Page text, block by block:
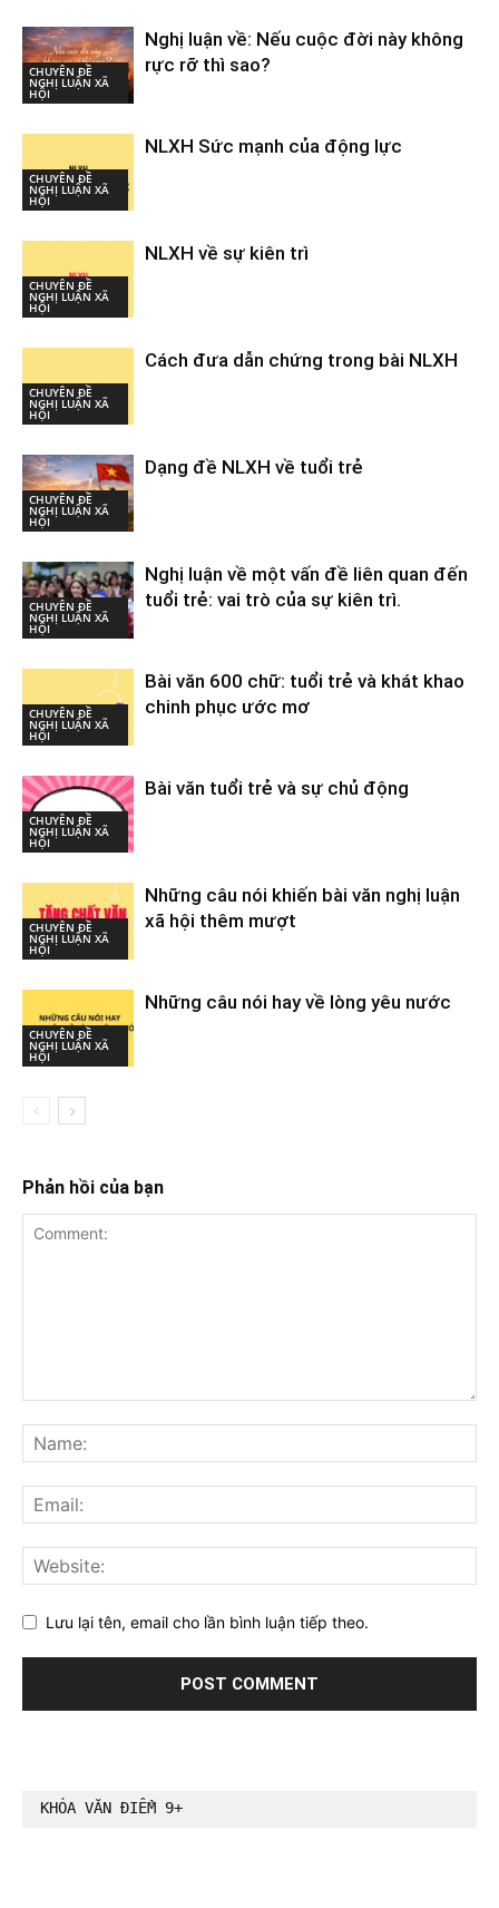
CHUYÊN ĐỀ
NGHỊ LUẬN XÃ
HỘI
Nghị luận về: Nếu cuộc đời này không
rực rỡ thì sao?
CHUYÊN ĐỀ
NGHỊ LUẬN XÃ
HỘI
NLXH Sức mạnh của động lực
CHUYÊN ĐỀ
NGHỊ LUẬN XÃ
HỘI
NLXH về sự kiên trì
CHUYÊN ĐỀ
NGHỊ LUẬN XÃ
HỘI
Cách đưa dẫn chứng trong bài NLXH
CHUYÊN ĐỀ
NGHỊ LUẬN XÃ
HỘI
Dạng đề NLXH về tuổi trẻ
CHUYÊN ĐỀ
NGHỊ LUẬN XÃ
HỘI
Nghị luận về một vấn đề liên quan đến
tuổi trẻ: vai trò của sự kiên trì.
CHUYÊN ĐỀ
NGHỊ LUẬN XÃ
HỘI
Bài văn 600 chữ: tuổi trẻ và khát khao
chinh phục ước mơ
CHUYÊN ĐỀ
NGHỊ LUẬN XÃ
HỘI
Bài văn tuổi trẻ và sự chủ động
CHUYÊN ĐỀ
NGHỊ LUẬN XÃ
HỘI
Những câu nói khiến bài văn nghị luận
xã hội thêm mượt
CHUYÊN ĐỀ
NGHỊ LUẬN XÃ
HỘI
Những câu nói hay về lòng yêu nước
Phản hồi của bạn
Lưu lại tên, email cho lần bình luận tiếp theo.
KHÓA VĂN ĐIỂM 9+